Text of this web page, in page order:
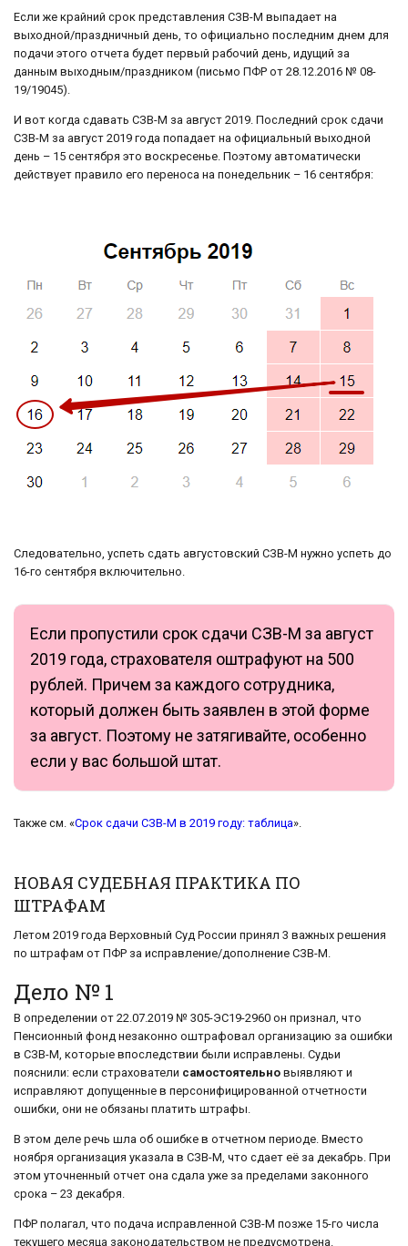
Если же крайний срок представления СЗВ-М выпадает на
выходной/праздничный день, то официально последним днем для
подачи этого отчета будет первый рабочий день, идущий за
данным выходным/праздником (письмо ПФР от 28.12.2016 № 08-
19/19045).
И вот когда сдавать СЗВ-М за август 2019. Последний срок сдачи
СЗВ-М за август 2019 года попадает на официальный выходной
день – 15 сентября это воскресенье. Поэтому автоматически
действует правило его переноса на понедельник – 16 сентября:
Следовательно, успеть сдать августовский СЗВ-М нужно успеть до
16-го сентября включительно.
Если пропустили срок сдачи СЗВ-М за август
2019 года, страхователя оштрафуют на 500
рублей. Причем за каждого сотрудника,
который должен быть заявлен в этой форме
за август. Поэтому не затягивайте, особенно
если у вас большой штат.
Также см. «Срок сдачи СЗВ-М в 2019 году: таблица».
НОВАЯ СУДЕБНАЯ ПРАКТИКА ПО
ШТРАФАМ
Летом 2019 года Верховный Суд России принял 3 важных решения
по штрафам от ПФР за исправление/дополнение СЗВ-М.
Дело № 1
В определении от 22.07.2019 № 305-ЭС19-2960 он признал, что
Пенсионный фонд незаконно оштрафовал организацию за ошибки
в СЗВ-М, которые впоследствии были исправлены. Судьи
пояснили: если страхователи самостоятельно выявляют и
исправляют допущенные в персонифицированной отчетности
ошибки, они не обязаны платить штрафы.
В этом деле речь шла об ошибке в отчетном периоде. Вместо
ноября организация указала в СЗВ-М, что сдает её за декабрь. При
этом уточненный отчет она сдала уже за пределами законного
срока – 23 декабря.
ПФР полагал, что подача исправленной СЗВ-М позже 15-го числа
текущего месяца законодательством не предусмотрена.